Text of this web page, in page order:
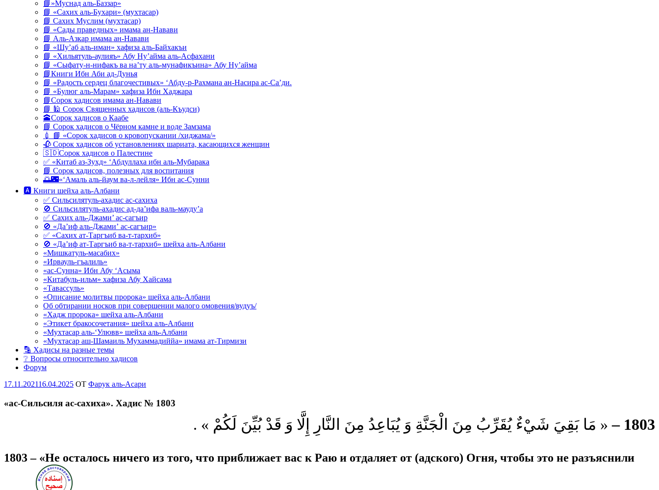
📘»Муснад аль-Баззар»
📘 «Сахих аль-Бухари» (мухтасар)
📘 Сахих Муслим (мухтасар)
📘 «Сады праведных» имама ан-Навави
📘 Аль-Азкар имама ан-Навави
📘 «Шу’аб аль-иман» хафиза аль-Байхакъи
📘 «Хильятуль-аулияъ» Абу Ну’айма аль-Асфахани
📘 «Сыфату-н-нифакъ ва на’ту аль-мунафикъина» Абу Ну’айма
📘Книги Ибн Аби ад-Дунья
📘 «Радость сердец благочестивых» ‘Абду-р-Рахмана ан-Насира ас-Са’ди.
📘 «Булюг аль-Марам» хафиза Ибн Хаджара
📘Сорок хадисов имама ан-Навави
📘 🕌 Сорок Священных хадисов (аль-Къудси)
🕋Сорок хадисов о Каабе
📘 Сорок хадисов о Чёрном камне и воде Замзама
💉 📘 «Сорок хадисов о кровопускании /хиджама/»
🥀 Сорок хадисов об установлениях шариата, касающихся женщин
🇸🇩Сорок хадисов о Палестине
✅ «Китаб аз-Зухд» ‘Абдуллаха ибн аль-Мубарака
📘 Сорок хадисов, полезных для воспитания
🌅🌃«‘Амаль аль-йаум ва-л-лейля» Ибн ас-Сунни
🅰 Книги шейха аль-Албани
✅ Сильсилятуль-ахадис ас-сахиха
🚫 Сильсилятуль-ахадис ад-да’ифа валь-мауду’а
✅ Сахих аль-Джами’ ас-сагъир
🚫 «Да’иф аль-Джами’ ас-сагъир»
✅ «Сахих ат-Таргъиб ва-т-тархиб»
🚫 «Да’иф ат-Таргъиб ва-т-тархиб» шейха аль-Албани
«Мишкатуль-масабих»
«Ирвауль-гъалиль»
«ас-Сунна» Ибн Абу ‘Асыма
«Китабуль-ильм» хафиза Абу Хайсама
«Тавассуль»
«Описание молитвы пророка» шейха аль-Албани
Об обтирании носков при совершении малого омовения/вудуъ/
«Хадж пророка» шейха аль-Албани
«Этикет бракосочетания» шейха аль-Албани
«Мухтасар аль-‘Улювв» шейха аль-Албани
«Мухтасар аш-Шамаиль Мухаммадиййа» имама ат-Тирмизи
🔡 Хадисы на разные темы
❔ Вопросы относительно хадисов
Форум
Опубликовано
17.11.202116.04.2025 OT Фарук аль-Асари
«ас-Сильсиля ас-сахиха». Хадис № 1803
1803 – « مَا بَقِيَ شَيْءٌ يُقَرِّبُ مِنَ الْجَنَّةِ وَ يُبَاعِدُ مِنَ النَّارِ إِلَّا وَ قَدْ بُيِّنَ لَكُمْ » .
1803 – «Не осталось ничего из того, что приближает вас к Раю и отдаляет от (адского) Огня, чтобы это не разъяснили